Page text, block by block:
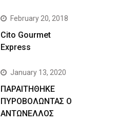
February 20, 2018
Cito Gourmet
Express
January 13, 2020
ΠΑΡΑΙΤΗΘΗΚΕ
ΠΥΡΟΒΟΛΩΝΤΑΣ Ο
ΑΝΤΩΝΕΛΛΟΣ